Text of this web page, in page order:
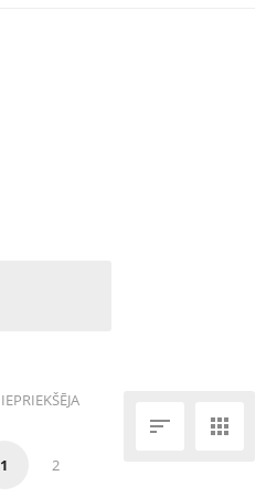
IEPRIEKŠĒJA
1 2
 